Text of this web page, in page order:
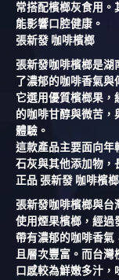
常搭配檳榔灰食用
能影響口腔健康。
張新發 咖啡檳榔
張新發咖啡檳榔是湖
了濃郁的咖啡香氣與
它選用優質檳榔果
的咖啡甘醇與微苦
體驗。
這款產品主要面向年
石灰與其他添加物，
正品 張新發 咖啡檳榔
張新發咖啡檳榔與台
使用煙果檳榔，經過
帶有濃郁的咖啡香氣
且層次豐富。而台灣
口感較為鮮嫩多汁